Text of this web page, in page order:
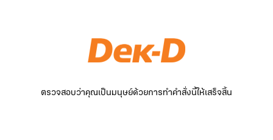
ตรวจสอบว่าคุณเป็นมนุษย์ด้วยการทำคำสั่งนี้ให้เสร็จสิ้น